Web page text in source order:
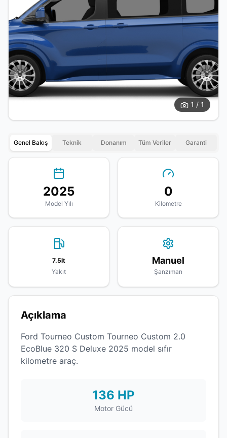
1 / 1
Genel Bakış Teknik Donanım Tüm Veriler Garanti
2025
Model Yılı
0
Kilometre
7.5lt
Yakıt
Manuel
Şanzıman
Açıklama
Ford Tourneo Custom Tourneo Custom 2.0
EcoBlue 320 S Deluxe 2025 model sıfır
kilometre araç.
136 HP
Motor Gücü